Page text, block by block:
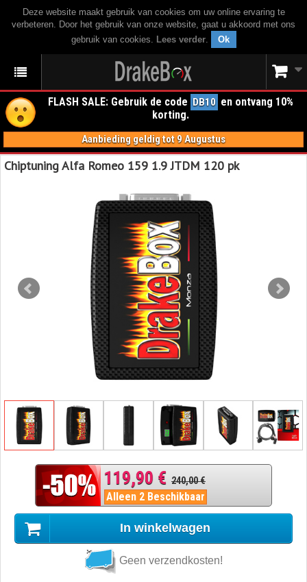
Deze website maakt gebruik van cookies om uw online ervaring te
verbeteren. Door het gebruik van onze website, gaat u akkoord met ons
gebruik van cookies. Lees verder. Ok
FLASH SALE: Gebruik de code DB10 en ontvang 10%
korting.
Aanbieding geldig tot 9 Augustus
Chiptuning Alfa Romeo 159 1.9 JTDM 120 pk
119,90 € 240,00 €
Alleen 2 Beschikbaar
In winkelwagen
Geen verzendkosten!